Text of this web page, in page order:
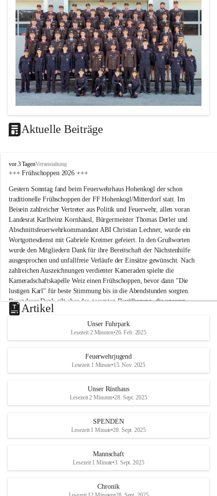
Aktuelle Beiträge
F
F
o
h
e
n
k
o
g
l
-
M
i
t
t
e
r
r
vor 3 TagenVeranstaltung
+++ Frühschoppen 2026 +++
Gestern Sonntag fand beim Feuerwehrhaus Hohenkogl der schon
traditionelle Frühschoppen der FF Hohenkogl/Mitterdorf statt. Im
Beisein zahlreicher Vertreter aus Politik und Feuerwehr, allen voran
Landesrat Karlheinz Kornhäusl, Bürgermeister Thomas Derler und
Abschnittsfeuerwehrkommandant ABI Christian Lechner, wurde ein
Wortgottesdienst mit Gabriele Kreimer gefeiert. In den Grußworten
wurde den Mitgliedern Dank für ihre Bereitschaft der Nächstenhilfe
ausgesprochen und unfallfreie Verläufe der Einsätze gewünscht. Nach
zahlreichen Auszeichnungen verdienter Kameraden spielte die
Kameradschaftskapelle Weiz einen Frühschoppen, bevor dann "Die
lustigen Karl" für beste Stimmung bis in die Abendstunden sorgten.
Besonderer Dank gilt aber der gesamten Bevölkerung, die unseren
Frühschoppen trotz hochsommerlichen Temperaturen besuchte. Der
Reinerlös des Festes kommt natürlich wieder der Verbesserung der
Ausrüstung und somit der Einsatzbereitschaft der FF
Hohenkogl/Mitterdorf zugute!
HERZLICHEN DANK FÜR IHREN BESUCH!
Artikel
Unser Fuhrpark
Lesezeit 2 Minuten•26. Feb. 2025
Feuerwehrjugend
Lesezeit 1 Minute•15. Nov. 2025
Unser Rüsthaus
Lesezeit 2 Minuten•28. Sept. 2025
SPENDEN
Lesezeit 1 Minute•28. Sept. 2025
Mannschaft
Lesezeit 1 Minute•3. Sept. 2025
Chronik